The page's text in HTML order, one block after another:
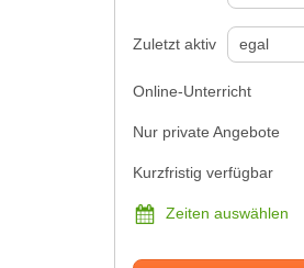
Zuletzt aktiv
Online-Unterricht
Nur private Angebote
Kurzfristig verfügbar
Zeiten auswählen